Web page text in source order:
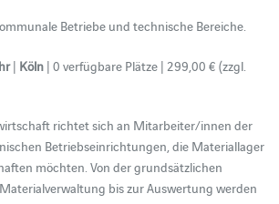
Betriebe und technische Bereiche.
| Köln | 0 verfügbare Plätze | 299,00 € (zzgl.
richtet sich an Mitarbeiter/innen der
Betriebseinrichtungen, die Materiallager
möchten. Von der grundsätzlichen
bis zur Auswertung werden